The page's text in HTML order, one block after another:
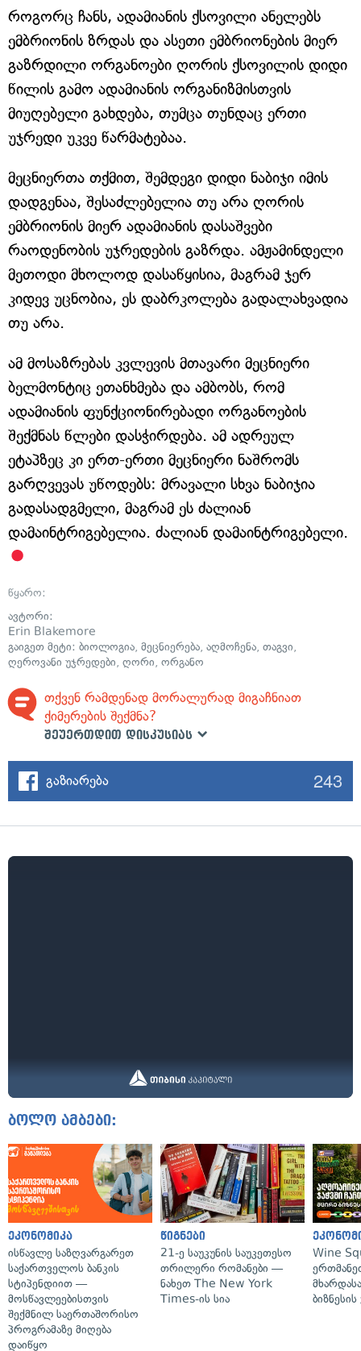
როგორც ჩანს, ადამიანის ქსოვილი ანელებს
ემბრიონის ზრდას და ასეთი ემბრიონების მიერ
გაზრდილი ორგანოები ღორის ქსოვილის დიდი
წილის გამო ადამიანის ორგანიზმისთვის
მიუღებელი გახდება, თუმცა თუნდაც ერთი
უჯრედი უკვე წარმატებაა.
მეცნიერთა თქმით, შემდეგი დიდი ნაბიჯი იმის
დადგენაა, შესაძლებელია თუ არა ღორის
ემბრიონის მიერ ადამიანის დასაშვები
რაოდენობის უჯრედების გაზრდა. ამჟამინდელი
მეთოდი მხოლოდ დასაწყისია, მაგრამ ჯერ
კიდევ უცნობია, ეს დაბრკოლება გადალახვადია
თუ არა.
ამ მოსაზრებას კვლევის მთავარი მეცნიერი
ბელმონტიც ეთანხმება და ამბობს, რომ
ადამიანის ფუნქციონირებადი ორგანოების
შექმნას წლები დასჭირდება. ამ ადრეულ
ეტაპზეც კი ერთ-ერთი მეცნიერი ნაშრომს
გარღვევას უწოდებს: მრავალი სხვა ნაბიჯია
გადასადგმელი, მაგრამ ეს ძალიან
დამაინტრიგებელია. ძალიან დამაინტრიგებელი.
წყარო:
ავტორი:
Erin Blakemore
გაიგეთ მეტი: ბიოლოგია, მეცნიერება, აღმოჩენა, თაგვი,
ღეროვანი უჯრედები, ღორი, ორგანო
თქვენ რამდენად მორალურად მიგაჩნიათ
ქიმერების შექმნა?
შეუერთდით დისკუსიას
გაზიარება 243
ბოლო ამბები:
ეკონომიკა
ისწავლე საზღვარგარეთ
საქართველოს ბანკის
სტიპენდიით —
მოსწავლეებისთვის
შექმნილ საერთაშორისო
პროგრამაზე მიღება
დაიწყო
წიგნები
21-ე საუკუნის საუკეთესო
თრილერი რომანები —
ნახეთ The New York
Times-ის სია
Wine